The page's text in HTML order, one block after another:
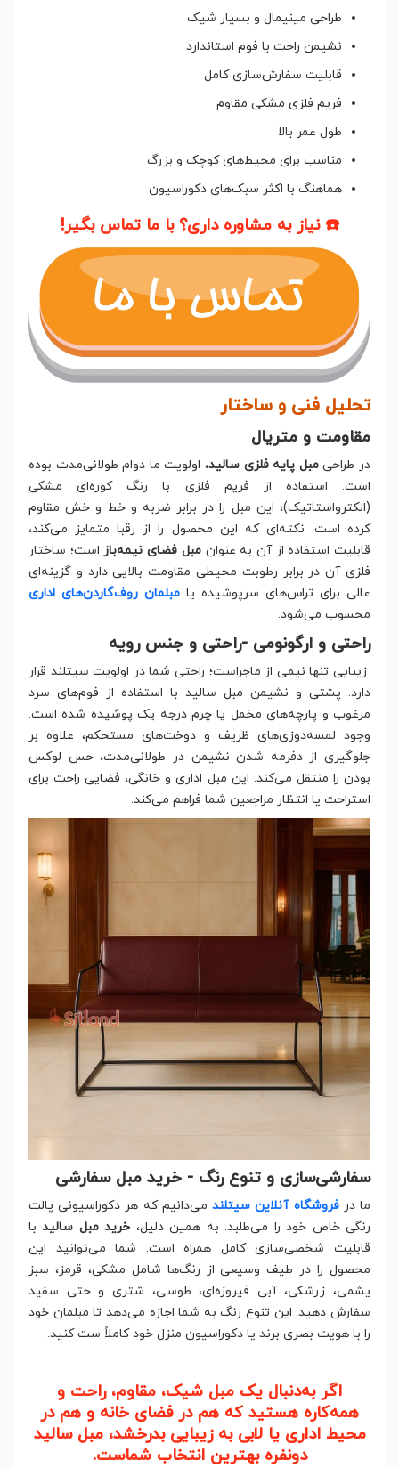
طراحی مینیمال و بسیار شیک
نشیمن راحت با فوم استاندارد
قابلیت سفارش‌سازی کامل
فریم فلزی مشکی مقاوم
طول عمر بالا
مناسب برای محیط‌های کوچک و بزرگ
هماهنگ با اکثر سبک‌های دکوراسیون
☎️ نیاز به مشاوره داری؟ با ما تماس بگیر!
تحلیل فنی و ساختار
مقاومت و متریال
در طراحیمبل پایه فلزی سالید، اولویت ما دوام طولانی‌مدت بوده
است. استفاده از فریم فلزی با رنگ کوره‌ای مشکی
(الکترواستاتیک)، این مبل را در برابر ضربه و خط و خش مقاوم
کرده است. نکته‌ای که این محصول را از رقبا متمایز می‌کند،
قابلیت استفاده از آن به عنوانمبل فضای نیمه‌باز است؛ ساختار
فلزی آن در برابر رطوبت محیطی مقاومت بالایی دارد و گزینه‌ای
عالی برای تراس‌های سرپوشیده یا مبلمان روف‌گاردن‌های اداری
محسوب می‌شود.
راحتی و ارگونومی -راحتی و جنس رویه
زیبایی تنها نیمی از ماجراست؛ راحتی شما در اولویت سیتلند قرار
دارد. پشتی و نشیمن مبل سالید با استفاده از فوم‌های سرد
مرغوب و پارچه‌های مخمل یا چرم درجه یک پوشیده شده است.
وجود لمسه‌دوزی‌های ظریف و دوخت‌های مستحکم، علاوه بر
جلوگیری از دفرمه شدن نشیمن در طولانی‌مدت، حس لوکس
بودن را منتقل می‌کند. این مبل اداری و خانگی، فضایی راحت برای
استراحت یا انتظار مراجعین شما فراهم می‌کند.
سفارشی‌سازی و تنوع رنگ - خرید مبل سفارشی
ما درفروشگاه آنلاین سیتلندمی‌دانیم که هر دکوراسیونی پالت
رنگی خاص خود را می‌طلبد. به همین دلیل، خرید مبل سالیدبا
قابلیت شخصی‌سازی کامل همراه است. شما می‌توانید این
محصول را در طیف وسیعی از رنگ‌ها شامل مشکی، قرمز، سبز
یشمی، زرشکی، آبی فیروزه‌ای، طوسی، شتری و حتی سفید
سفارش دهید. این تنوع رنگ به شما اجازه می‌دهد تا مبلمان خود
را با هویت بصری برند یا دکوراسیون منزل خود کاملاً ست کنید.
اگر به‌دنبال یک مبل شیک، مقاوم، راحت و
همه‌کاره هستید که هم در فضای خانه و هم در
محیط اداری یا لابی به زیبایی بدرخشد، مبل سالید
دونفره بهترین انتخاب شماست.